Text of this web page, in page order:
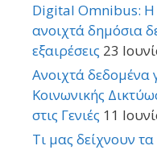
Digital Omnibus: Η
ανοιχτά δημόσια
εξαιρέσεις 23
Ανοιχτά
Κοινωνικής
στις Γενιές 11
Τι μας δείχνουν